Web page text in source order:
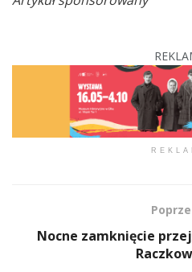
Nocne zamknięcie